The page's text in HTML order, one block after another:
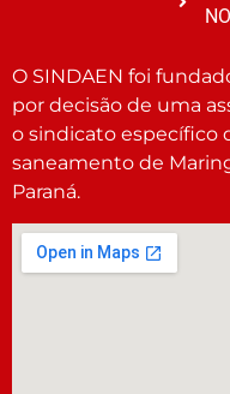
O SINDAEN foi
por decisão de uma
o sindicato específico
saneamento de
Paraná.